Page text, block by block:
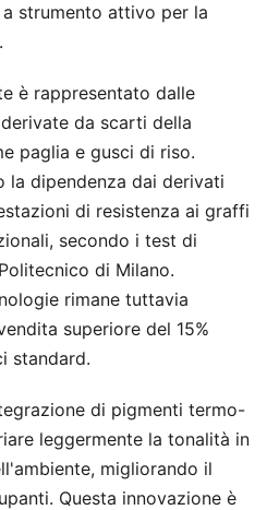
strumento attivo per la
è rappresentato dalle
da scarti della
paglia e gusci di riso.
la dipendenza dai derivati
di resistenza ai graffi
secondo i test di
di Milano.
rimane tuttavia
superiore del 15%
standard.
di pigmenti termo-
leggermente la tonalità in
migliorando il
Questa innovazione è